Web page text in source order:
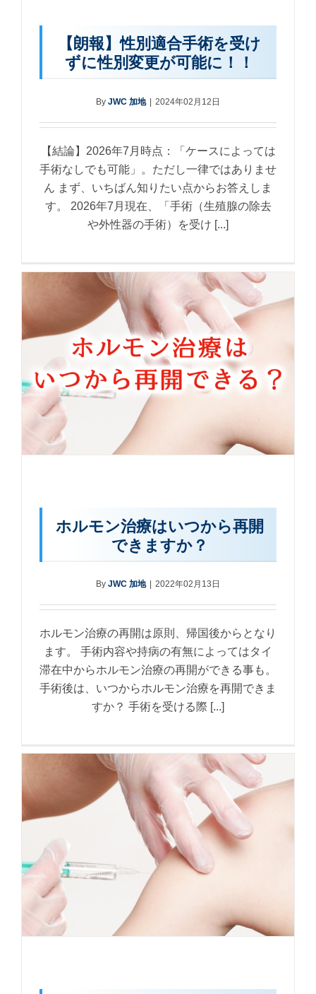
【朗報】性別適合手術を受け
ずに性別変更が可能に！！
By JWC 加地 | 2024年02月12日
【結論】2026年7月時点：「ケースによっては
手術なしでも可能」。ただし一律ではありませ
ん まず、いちばん知りたい点からお答えしま
す。 2026年7月現在、「手術（生殖腺の除去
や外性器の手術）を受け [...]
ホルモン治療はいつから再開
できますか？
By JWC 加地 2022年02月13日
ホルモン治療の再開は原則、帰国後からとなり
ます。 手術内容や持病の有無によってはタイ
滞在中からホルモン治療の再開ができる事も。
手術後は、いつからホルモン治療を再開できま
すか？ 手術を受ける際 [...]